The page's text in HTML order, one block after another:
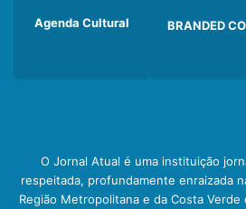
Agenda Cultural BRANDED
O Jornal Atual é uma instituição
respeitada, profundamente enraizada
Região Metropolitana e da Costa Verde